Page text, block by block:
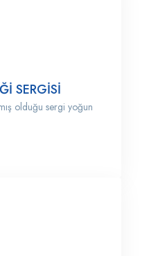
SERGİSİ
olduğu sergi yoğun